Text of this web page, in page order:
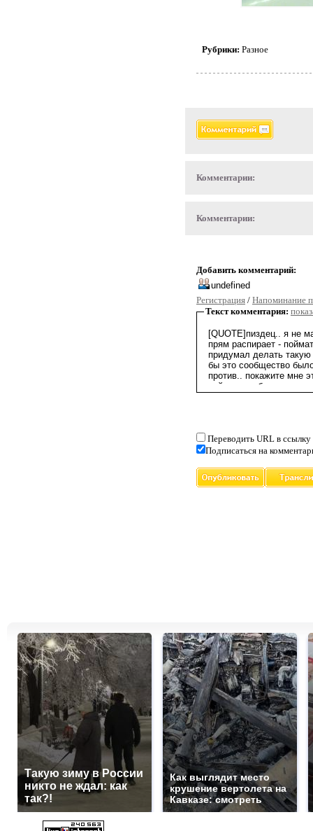
Рубрики: Разное
Комментарии:
Комментарии:
Добавить комментарий:
Регистрация / Напоминание
Текст комментария:
Переводить URL в ссылку
Подписаться на
Такую зиму в России
никто не ждал: как
так?!
Как выглядит место
крушение вертолета на
Кавказе: смотреть